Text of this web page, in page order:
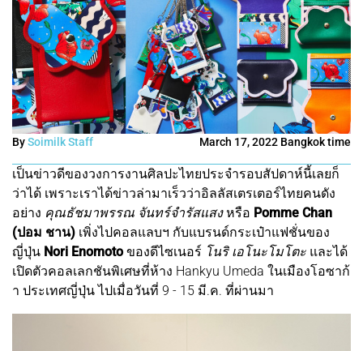
BySoimilk Staff March 17, 2022 Bangkok time
เป็นข่าวดีของวงการงานศิลปะไทยประจำรอบสัปดาห์นี้เลยก็
ว่าได้ เพราะเราได้ข่าวล่ามาเร็วว่าอิลลัสเตรเตอร์ไทยคนดัง
อย่าง คุณธัชมาพรรณ จันทร์จำรัสแสงหรือ Pomme Chan
(ปอม ชาน) เพิ่งไปคอลแลบฯ กับแบรนด์กระเป๋าแฟชั่นของ
ญี่ปุ่น Nori Enomotoของดีไซเนอร์ โนริ เอโนะโมโตะ และได้
เปิดตัวคอลเลกชันพิเศษที่ห้าง Hankyu Umeda ในเมืองโอซาก้
า ประเทศญี่ปุ่น ไปเมื่อวันที่ 9 - 15 มี.ค. ที่ผ่านมา